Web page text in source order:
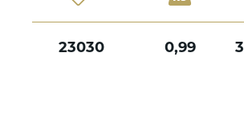
23030 0,99